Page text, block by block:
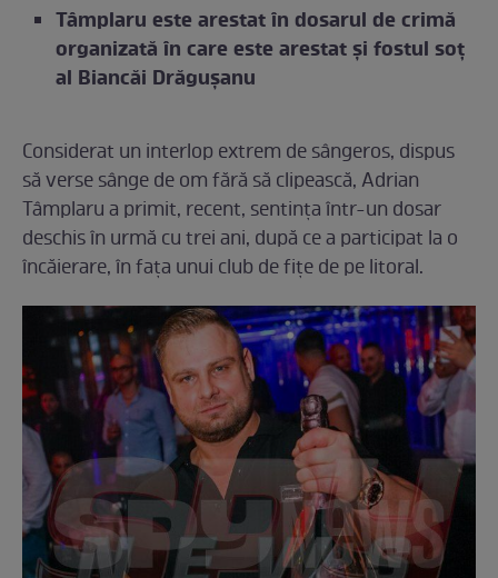
Tâmplaru este arestat în dosarul de crimă
organizată în care este arestat și fostul soț
al Biancăi Drăgușanu
Considerat un interlop extrem de sângeros, dispus
să verse sânge de om fără să clipească, Adrian
Tâmplaru a primit, recent, sentința într-un dosar
deschis în urmă cu trei ani, după ce a participat la o
încăierare, în fața unui club de fițe de pe litoral.